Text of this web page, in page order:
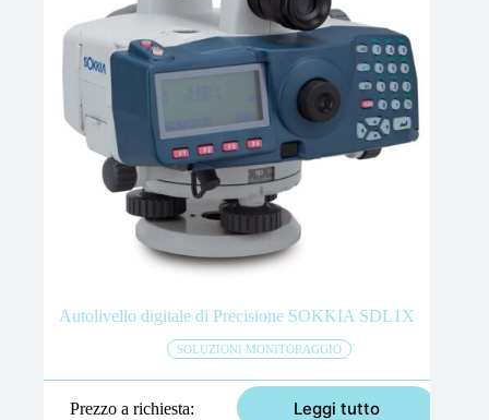
Autolivello digitale di Precisione SOKKIA SDL1X
SOLUZIONI MONITORAGGIO
Prezzo a richiesta Leggi tutto